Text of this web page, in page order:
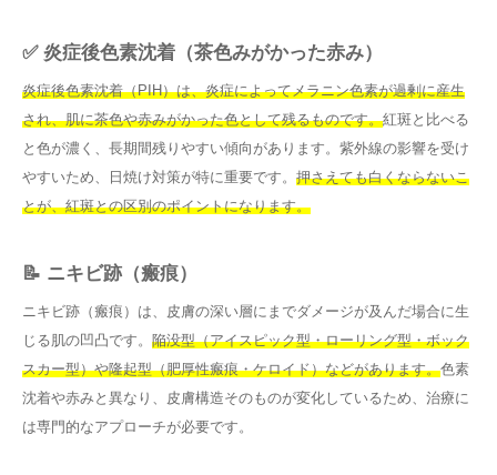
✅ 炎症後色素沈着（茶色みがかった赤み）
炎症後色素沈着（PIH）は、炎症によってメラニン色素が過剰に産生
され、肌に茶色や赤みがかった色として残るものです。紅斑と比べる
と色が濃く、長期間残りやすい傾向があります。紫外線の影響を受け
やすいため、日焼け対策が特に重要です。 押さえても白くならないこ
とが、紅斑との区別のポイントになります。
📝 ニキビ跡（瘢痕）
ニキビ跡（瘢痕）は、皮膚の深い層にまでダメージが及んだ場合に生
じる肌の凹凸です。 陥没型（アイスピック型・ローリング型・ボック
スカー型）や隆起型（肥厚性瘢痕・ケロイド）などがあります。色素
沈着や赤みと異なり、皮膚構造そのものが変化しているため、治療に
は専門的なアプローチが必要です。